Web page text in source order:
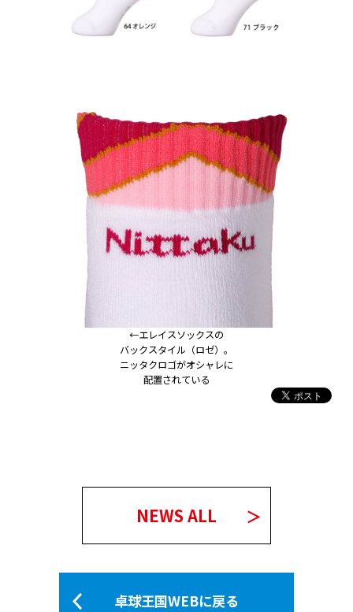
←エレイスソックスの
バックスタイル（ロゼ）。
ニッタクロゴがオシャレに
配置されている
NEWS ALL
卓球王国WEBに戻る